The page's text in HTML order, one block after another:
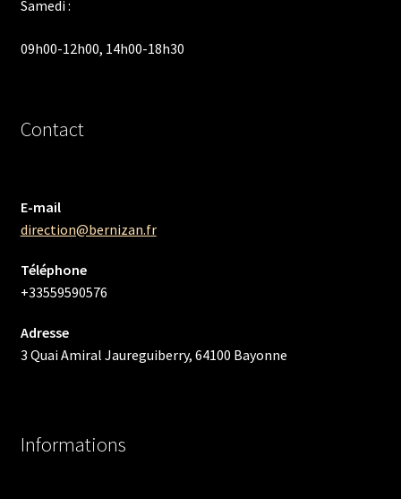
Samedi :
09h00-12h00, 14h00-18h30
Contact
E-mail
direction@bernizan.fr
Téléphone
+33559590576
Adresse
3 Quai Amiral Jaureguiberry, 64100 Bayonne
Informations